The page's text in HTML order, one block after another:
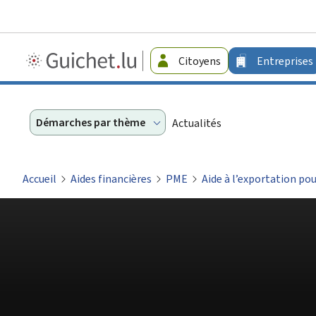
Guichet.lu
-
Citoyens Entreprises
Démarches par thème Actualités
Accueil Aides financières PME Aide à l’exportation